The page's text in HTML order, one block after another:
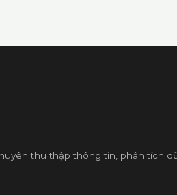
thu thập thông tin, phân tích